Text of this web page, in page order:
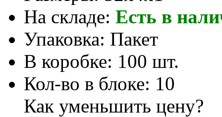
На складе: Есть в
Упаковка: Пакет
В коробке: 100 шт.
Кол-во в блоке: 10
Как уменьшить цену?